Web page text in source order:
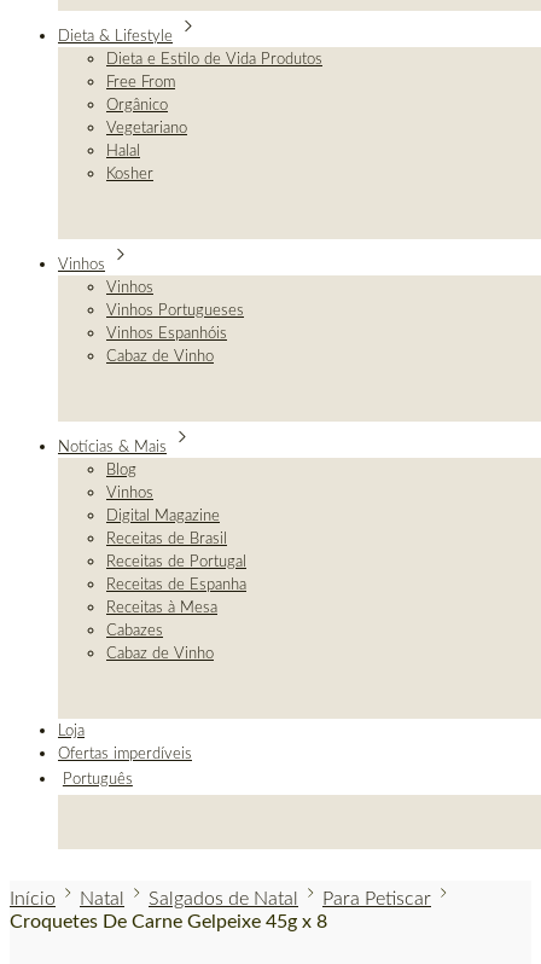
Dieta & Lifestyle
Dieta e Estilo de Vida Produtos
Free From
Orgânico
Vegetariano
Halal
Kosher
Vinhos
Vinhos
Vinhos Portugueses
Vinhos Espanhóis
Cabaz de Vinho
Notícias & Mais
Blog
Vinhos
Digital Magazine
Receitas de Brasil
Receitas de Portugal
Receitas de Espanha
Receitas à Mesa
Cabazes
Cabaz de Vinho
Loja
Ofertas imperdíveis
Português
Início Natal Salgados de Natal
Para Petiscar
Croquetes De Carne Gelpeixe 45g x 8